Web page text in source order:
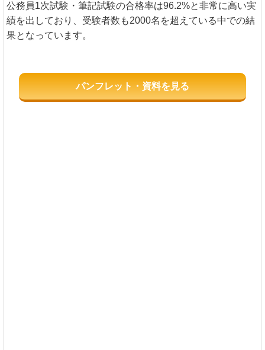
公務員1次試験・筆記試験の合格率は96.2%と非常に高い実
績を出しており、受験者数も2000名を超えている中での結
果となっています。
パンフレット・資料を見る